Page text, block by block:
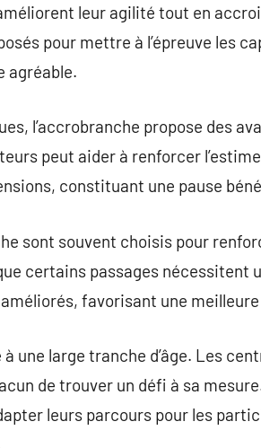
leur agilité tout en
pour mettre à l’épreuve les
agréable.
l’accrobranche propose des
peut aider à renforcer
constituant une pause
sont souvent choisis pour
certains passages nécessitent
favorisant une
une large tranche d’âge. Les
de trouver un défi à sa
leurs parcours pour les